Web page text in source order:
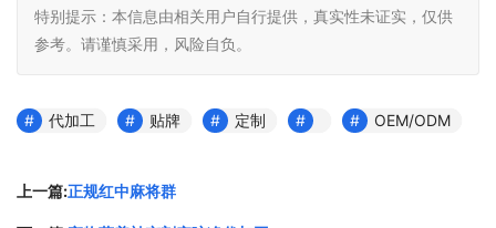
特别提示：本信息由相关用户自行提供，真实性未证实，仅供
参考。请谨慎采用，风险自负。
代加工 贴牌 定制 OEM/ODM
上一篇:正规红中麻将群